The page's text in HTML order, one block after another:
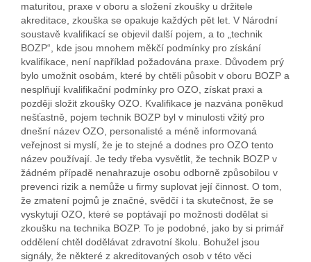
maturitou, praxe v oboru a složení zkoušky u držitele
akreditace, zkouška se opakuje každých pět let. V Národní
soustavě kvalifikací se objevil další pojem, a to „technik
BOZP“, kde jsou mnohem měkčí podmínky pro získání
kvalifikace, není například požadována praxe. Důvodem prý
bylo umožnit osobám, které by chtěli působit v oboru BOZP a
nesplňují kvalifikační podmínky pro OZO, získat praxi a
později složit zkoušky OZO. Kvalifikace je nazvána poněkud
nešťastně, pojem technik BOZP byl v minulosti vžitý pro
dnešní název OZO, personalisté a méně informovaná
veřejnost si myslí, že je to stejné a dodnes pro OZO tento
název používají. Je tedy třeba vysvětlit, že technik BOZP v
žádném případě nenahrazuje osobu odborně způsobilou v
prevenci rizik a nemůže u firmy suplovat její činnost. O tom,
že zmatení pojmů je značné, svědčí i ta skutečnost, že se
vyskytují OZO, které se poptávají po možnosti dodělat si
zkoušku na technika BOZP. To je podobné, jako by si primář
oddělení chtěl dodělávat zdravotní školu. Bohužel jsou
signály, že některé z akreditovaných osob v této věci